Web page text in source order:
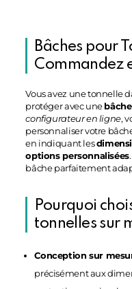
Bâches pour
Commandez
Vous avez une tonnelle
protéger avec une
configurateur en ligne,
personnaliser votre
en indiquant les
options personnalisées
bâche parfaitement
Pourquoi
tonnelles sur
Conception sur
précisément aux